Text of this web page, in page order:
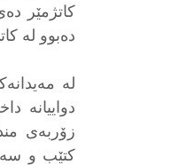
کاتژمێر
دەبوو لە
له
دواییانە
زۆربەی
کتێب و